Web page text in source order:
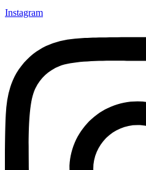
Instagram